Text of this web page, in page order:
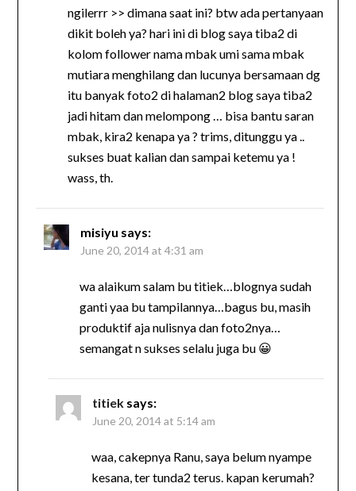
ngilerrr >> dimana saat ini? btw ada pertanyaan
dikit boleh ya? hari ini di blog saya tiba2 di
kolom follower nama mbak umi sama mbak
mutiara menghilang dan lucunya bersamaan dg
itu banyak foto2 di halaman2 blog saya tiba2
jadi hitam dan melompong … bisa bantu saran
mbak, kira2 kenapa ya ? trims, ditunggu ya ..
sukses buat kalian dan sampai ketemu ya !
wass, th.
misiyu says:
June 20, 2014 at 4:31 am
wa alaikum salam bu titiek…blognya sudah
ganti yaa bu tampilannya…bagus bu, masih
produktif aja nulisnya dan foto2nya…
semangat n sukses selalu juga bu 😀
titiek says:
June 20, 2014 at 5:14 am
waa, cakepnya Ranu, saya belum nyampe
kesana, ter tunda2 terus. kapan kerumah?